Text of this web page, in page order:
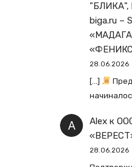
"БЛИКА",
biga.ru –
28.06.2026
[…]
Alexк
28.06.2026